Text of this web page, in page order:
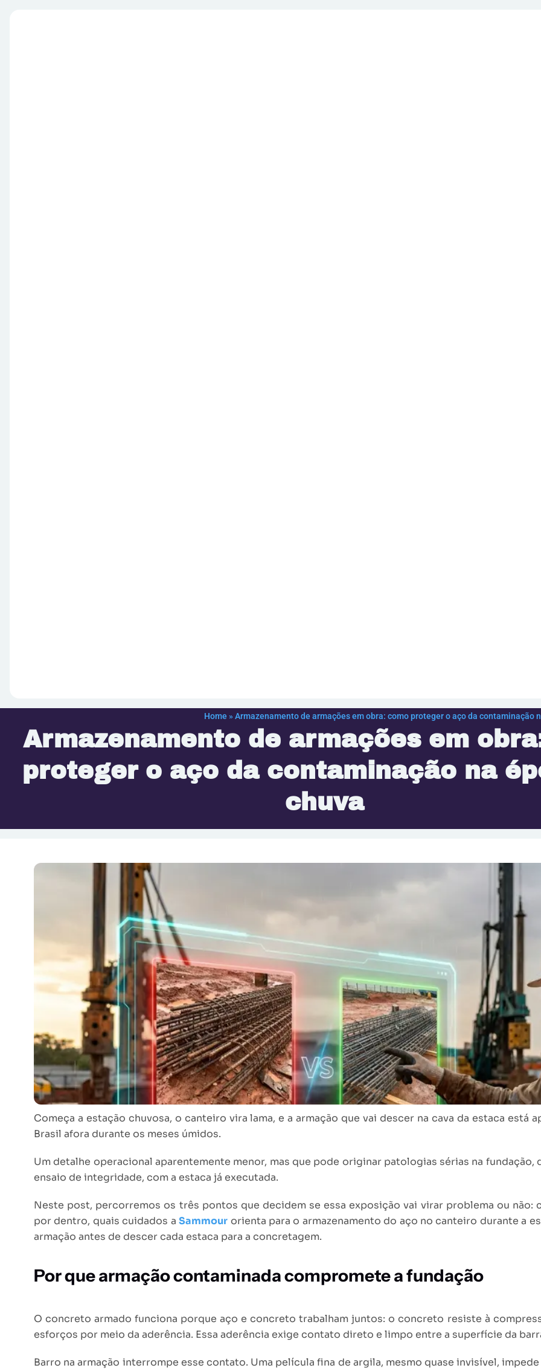
Home »Armazenamento de armações em obra: como proteger o aço da contaminação
Armazenamento de armações em
proteger o aço da contaminação na
chuva
Começa a estação chuvosa, o canteiro vira lama, e a armação que vai descer na cava da estaca está
Brasil afora durante os meses úmidos.
Um detalhe operacional aparentemente menor, mas que pode originar patologias sérias na fundação,
ensaio de integridade, com a estaca já executada.
Neste post, percorremos os três pontos que decidem se essa exposição vai virar problema ou não:
por dentro, quais cuidados aSammour orienta para o armazenamento do aço no canteiro durante a
armação antes de descer cada estaca para a concretagem.
Por que armação contaminada compromete a fundação
O concreto armado funciona porque aço e concreto trabalham juntos: o concreto resiste à
esforços por meio da aderência. Essa aderência exige contato direto e limpo entre a superfície da
Barro na armação interrompe esse contato. Uma película fina de argila, mesmo quase invisível,